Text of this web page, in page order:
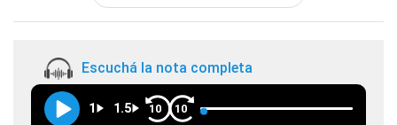
Escuchá la nota completa
1 1.5 10 10